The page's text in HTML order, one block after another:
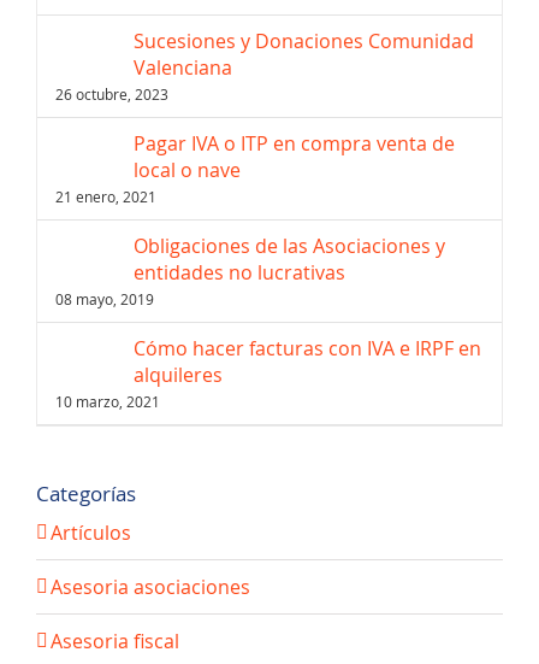
Sucesiones y Donaciones Comunidad
Valenciana
26 octubre, 2023
Pagar IVA o ITP en compra venta de
local o nave
21 enero, 2021
Obligaciones de las Asociaciones y
entidades no lucrativas
08 mayo, 2019
Cómo hacer facturas con IVA e IRPF en
alquileres
10 marzo, 2021
Categorías
Artículos
Asesoria asociaciones
Asesoria fiscal